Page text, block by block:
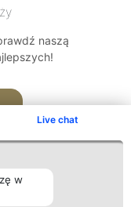
Live chat
w
naszą